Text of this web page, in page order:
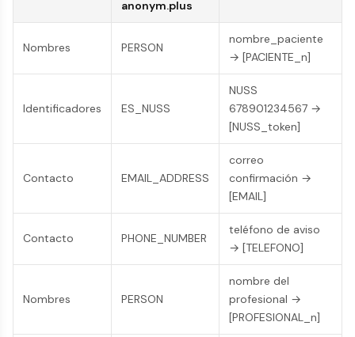
anonym.plus
Nombres PERSON
nombre_paciente
→ [PACIENTE_n]
Identificadores ES_NUSS
NUSS
678901234567 →
[NUSS_token]
Contacto EMAIL_ADDRESS
correo
confirmación →
[EMAIL]
Contacto PHONE_NUMBER
teléfono de aviso
→ [TELEFONO]
Nombres PERSON
nombre del
profesional →
[PROFESIONAL_n]